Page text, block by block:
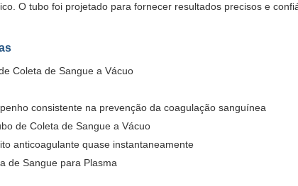
O tubo foi projetado para fornecer resultados precisos e
Coleta de Sangue a Vácuo
consistente na prevenção da coagulação sanguínea
de Coleta de Sangue a Vácuo
anticoagulante quase instantaneamente
de Sangue para Plasma